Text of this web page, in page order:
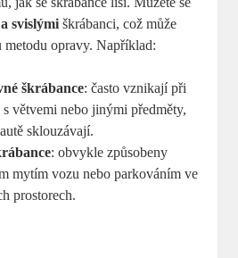
svislými škrábanci, což může
opravy. Například:
‍škrábance: často vznikají při
větvemi nebo jinými předměty,
sklouzávají.
: ‍obvykle způsobeny
mytím vozu nebo parkováním ve
prostorech.